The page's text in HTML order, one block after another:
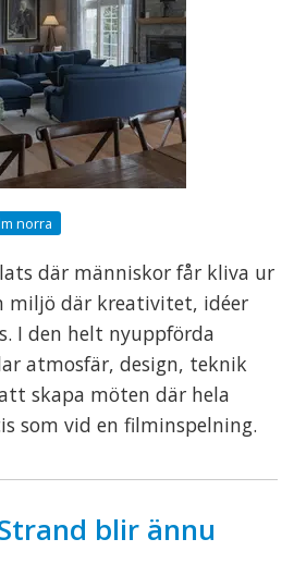
norra
där människor får kliva ur
miljö där kreativitet, idéer
I den helt nyuppförda
atmosfär, design, teknik
skapa möten där hela
som vid en filminspelning.
blir ännu